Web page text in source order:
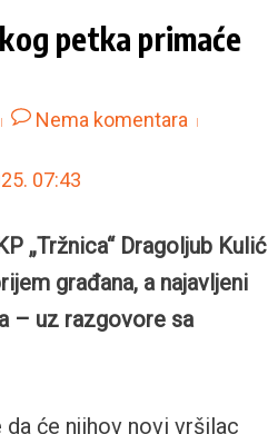
petka primaće
Nema komentara
07:43
„Tržnica“ Dragoljub Kulić
građana, a najavljeni
– uz razgovore sa
da će njihov novi vršilac